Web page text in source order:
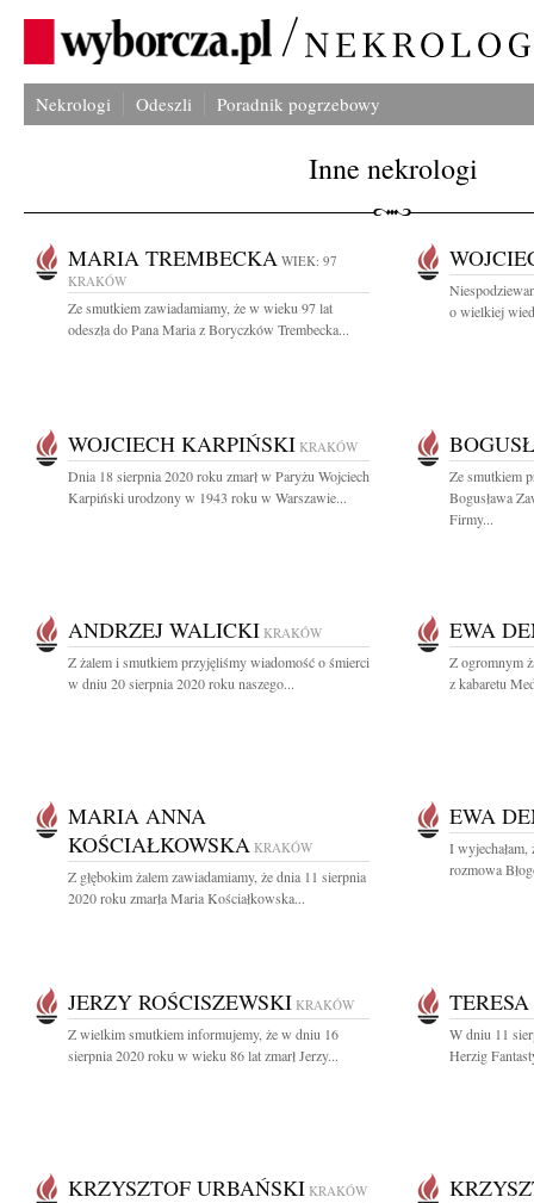
Nekrologi Odeszli Poradnik pogrzebowy
Inne nekrologi
MARIA TREMBECKA WIEK: 97
KRAKÓW
Ze smutkiem zawiadamiamy, że w wieku 97 lat
odeszła do Pana Maria z Boryczków Trembecka...
o wielkiej
WOJCIECH KARPIŃSKI KRAKÓW
Dnia 18 sierpnia 2020 roku zmarł w Paryżu Wojciech
Karpiński urodzony w 1943 roku w Warszawie...
Ze smutkiem
Bogusława
Firmy...
ANDRZEJ WALICKI KRAKÓW
Z żalem i smutkiem przyjęliśmy wiadomość o śmierci
w dniu 20 sierpnia 2020 roku naszego...
EWA
Z ogromnym
z kabaretu
MARIA ANNA
KOŚCIAŁKOWSKA KRAKÓW
Z głębokim żalem zawiadamiamy, że dnia 11 sierpnia
2020 roku zmarła Maria Kościałkowska...
EWA
I wyjechałam,
rozmowa
JERZY ROŚCISZEWSKI KRAKÓW
Z wielkim smutkiem informujemy, że w dniu 16
sierpnia 2020 roku w wieku 86 lat zmarł Jerzy...
W dniu 11
Herzig
KRZYSZTOF URBAŃSKI KRAKÓW